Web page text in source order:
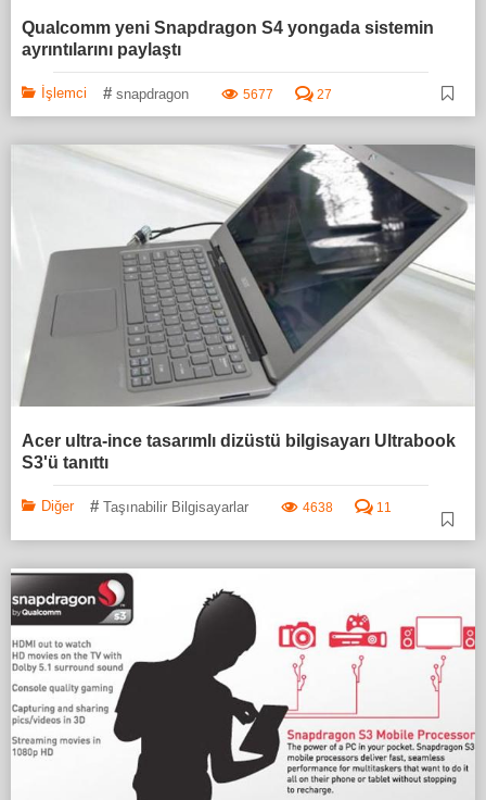
Qualcomm yeni Snapdragon S4 yongada sistemin
ayrıntılarını paylaştı
İşlemci # snapdragon 5677 27
Acer ultra-ince tasarımlı dizüstü bilgisayarı Ultrabook
S3'ü tanıttı
Diğer # Taşınabilir Bilgisayarlar 4638 11